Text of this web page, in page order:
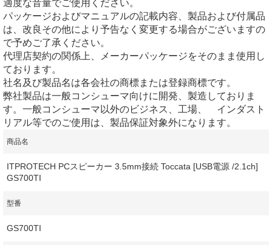
適度な音量でご使用ください。
パッケージおよびマニュアルの記載内容、製品および付属品
は、改良その他により予告なく変更する場合がございますの
で予めご了承ください。
代理店契約の関係上、メーカーパッケージをそのまま使用し
ております。
社名及び製品名は各会社の商標または登録商標です。
弊社製品は一般コンシューマ向けに開発、製造しておりま
す。一般コンシューマ以外のビジネス、工場、 インダスト
リアル等でのご使用は、製品保証対象外になります。
商品名
ITPROTECH PCスピーカー 3.5mm接続 Toccata [USB電源 /2.1ch]
GS700TI
型番
GS700TI